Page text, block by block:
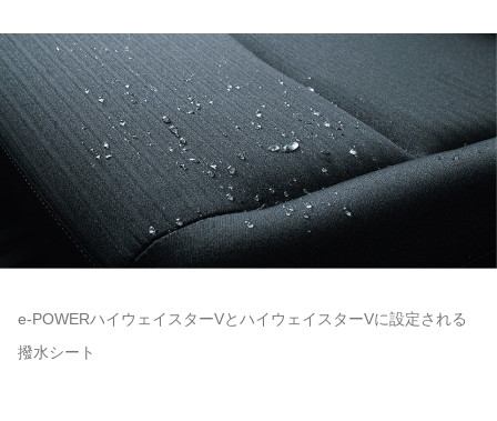
e-POWERハイウェイスターVとハイウェイスターVに設定される
撥水シート